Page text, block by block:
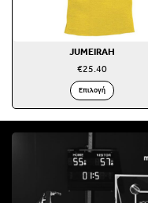
JUMEIRAH
€25.40
Επιλογή